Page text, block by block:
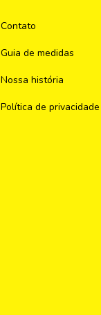
Contato
Guia de medidas
Nossa história
Política de privacidade